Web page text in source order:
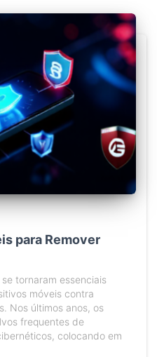
para Remover
tornaram essenciais
móveis contra
Nos últimos anos, os
frequentes de
colocando em